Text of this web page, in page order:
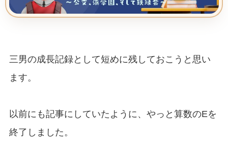
三男の成長記録として短めに残しておこうと思い
ます。
以前にも記事にしていたように、やっと算数のEを
終了しました。